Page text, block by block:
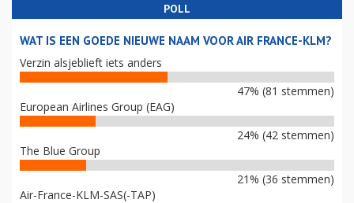
POLL
WAT IS EEN GOEDE NIEUWE NAAM VOOR AIR FRANCE-KLM?
Verzin alsjeblieft iets anders
47% (81 stemmen)
European Airlines Group (EAG)
24% (42 stemmen)
The Blue Group
21% (36 stemmen)
Air-France-KLM-SAS(-TAP)